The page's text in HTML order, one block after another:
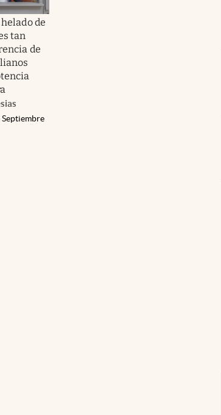
de
tan
de
Septiembre